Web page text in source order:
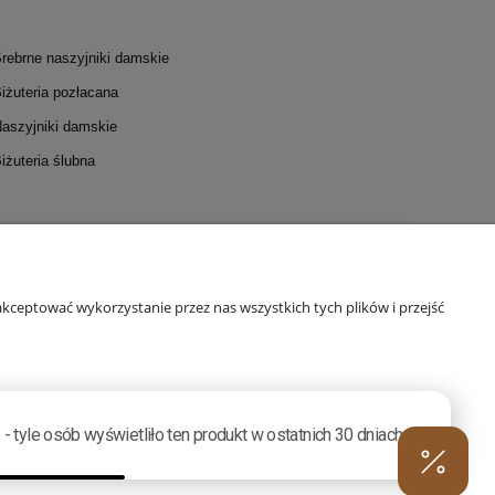
naszyjniki damskie
pozłacana
damskie
ślubna
Polityka prywatności
wykorzystanie przez nas wszystkich tych plików i przejść